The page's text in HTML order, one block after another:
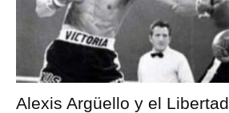
Alexis Argüello y el